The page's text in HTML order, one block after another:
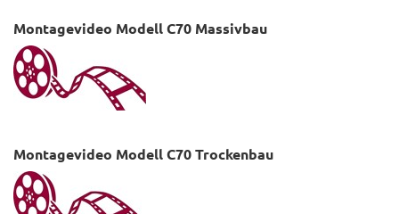
Montagevideo Modell C70 Massivbau
Montagevideo Modell C70 Trockenbau